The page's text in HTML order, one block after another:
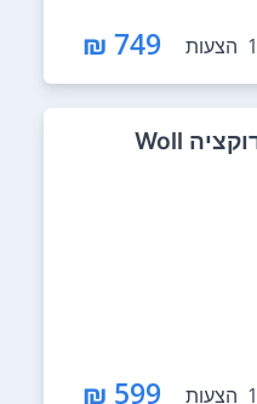
1 הצעות 749 ₪
1 הצעות 599 ₪